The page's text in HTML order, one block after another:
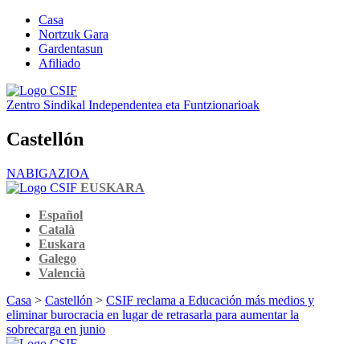
Casa
Nortzuk Gara
Gardentasun
Afiliado
Zentro Sindikal Independentea eta Funtzionarioak
Castellón
NABIGAZIOA
EUSKARA
Español
Català
Euskara
Galego
Valencià
Casa > Castellón > CSIF reclama a Educación más medios y
eliminar burocracia en lugar de retrasarla para aumentar la
sobrecarga en junio